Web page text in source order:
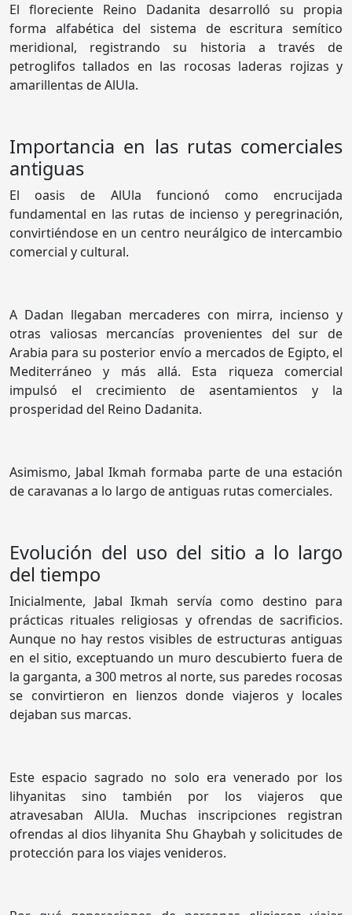
El floreciente Reino Dadanita desarrolló su propia
forma alfabética del sistema de escritura semítico
meridional, registrando su historia a través de
petroglifos tallados en las rocosas laderas rojizas y
amarillentas de AlUla.
Importancia en las rutas comerciales
antiguas
El oasis de AlUla funcionó como encrucijada
fundamental en las rutas de incienso y peregrinación,
convirtiéndose en un centro neurálgico de intercambio
comercial y cultural.
A Dadan llegaban mercaderes con mirra, incienso y
otras valiosas mercancías provenientes del sur de
Arabia para su posterior envío a mercados de Egipto, el
Mediterráneo y más allá. Esta riqueza comercial
impulsó el crecimiento de asentamientos y la
prosperidad del Reino Dadanita.
Asimismo, Jabal Ikmah formaba parte de una estación
de caravanas a lo largo de antiguas rutas comerciales.
Evolución del uso del sitio a lo largo
del tiempo
Inicialmente, Jabal Ikmah servía como destino para
prácticas rituales religiosas y ofrendas de sacrificios.
Aunque no hay restos visibles de estructuras antiguas
en el sitio, exceptuando un muro descubierto fuera de
la garganta, a 300 metros al norte, sus paredes rocosas
se convirtieron en lienzos donde viajeros y locales
dejaban sus marcas.
Este espacio sagrado no solo era venerado por los
lihyanitas sino también por los viajeros que
atravesaban AlUla. Muchas inscripciones registran
ofrendas al dios lihyanita Shu Ghaybah y solicitudes de
protección para los viajes venideros.